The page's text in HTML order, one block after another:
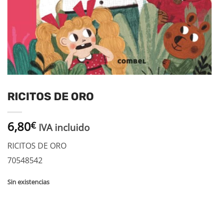
RICITOS DE ORO
6,80€ IVA incluido
RICITOS DE ORO
70548542
Sin existencias